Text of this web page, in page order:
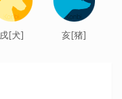
戌[犬] 亥[猪]